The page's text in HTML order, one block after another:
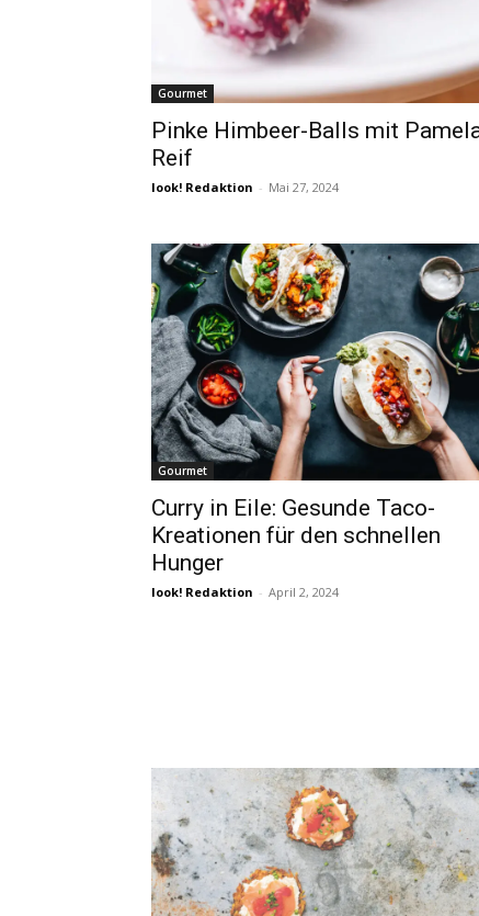
Gourmet
Pinke Himbeer-Balls mit
Reif
look! Redaktion - Mai 27, 2024
Gourmet
Curry in Eile: Gesunde Taco-
Kreationen für den schnellen
Hunger
look! Redaktion - April 2, 2024